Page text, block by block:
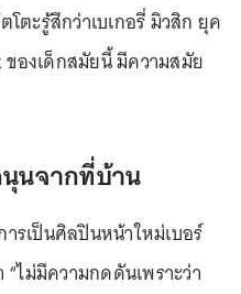
ตะรู้สึกว่าเบเกอรี่ มิวสิก ยุค
องเด็กสมัยนี้ มีความสมัย
นจากที่บ้าน
รเป็นศิลปินหน้าใหม่เบอร์
ไม่มีความกดดันเพราะว่า